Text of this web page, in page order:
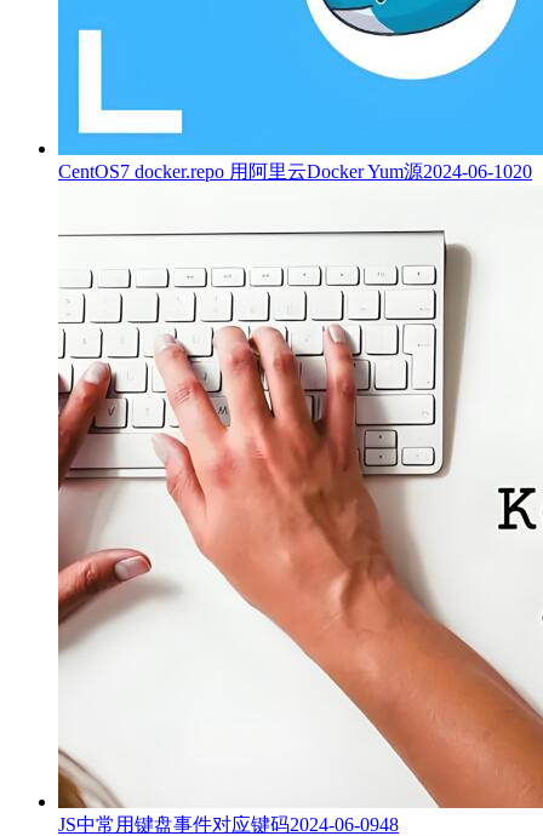
CentOS7 docker.repo 用阿里云Docker Yum源2024-06-1020
JS中常用键盘事件对应键码2024-06-0948